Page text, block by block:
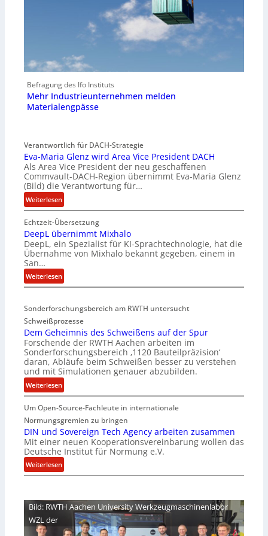
Befragung des Ifo Instituts
Mehr Industrieunternehmen melden
Materialengpässe
Verantwortlich für DACH-Strategie
Eva-Maria Glenz wird Area Vice President DACH
Als Area Vice President der neu geschaffenen
Commvault-DACH-Region übernimmt Eva-Maria Glenz
(Bild) die Verantwortung für…
Weiterlesen:
E
v
a
-
M
a
r
i
G
l
e
n
z
w
i
r
d
r
e
a
V
i
P
e
Echtzeit-Übersetzung
DeepL übernimmt Mixhalo
DeepL, ein Spezialist für KI-Sprachtechnologie, hat die
Übernahme von Mixhalo bekannt gegeben, einem in
San…
Weiterlesen:
D
e
p
L
ü
b
e
r
n
m
m
t
M
i
x
l
Sonderforschungsbereich am RWTH untersucht
Schweißprozesse
Dem Geheimnis des Schweißens auf der Spur
Forschende der RWTH Aachen arbeiten im
Sonderforschungsbereich ‚1120 Bauteilpräzision‘
daran, Abläufe beim Schweißen besser zu verstehen
und mit Simulationen genauer abzubilden.
Weiterlesen:
D
e
m
G
e
e
i
i
d
Um Open-Source-Fachleute in internationale
Normungsgremien zu bringen
DIN und Sovereign Tech Agency arbeiten zusammen
Mit einer neuen Kooperationsvereinbarung wollen das
Deutsche Institut für Normung e.V.
Weiterlesen:
D
N
u
d
Bild: RWTH Aachen University Werkzeugmaschinenlabor
WZL der